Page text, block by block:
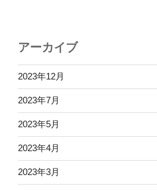
アーカイブ
2023年12月
2023年7月
2023年5月
2023年4月
2023年3月